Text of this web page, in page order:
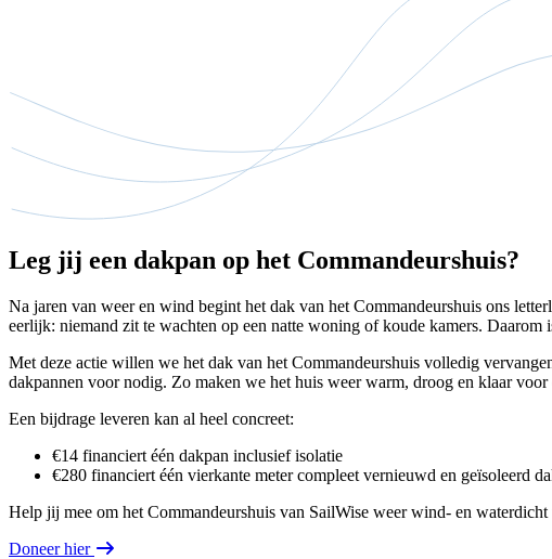
Leg jij een dakpan op het Commandeurshuis?
Na jaren van weer en wind begint het dak van het Commandeurshuis ons
eerlijk: niemand zit te wachten op een natte woning of koude kamers.
Met deze actie willen we het dak van het Commandeurshuis volledig
dakpannen voor nodig. Zo maken we het huis weer warm, droog en klaar voor
Een bijdrage leveren kan al heel concreet:
€14 financiert één dakpan inclusief isolatie
€280 financiert één vierkante meter compleet vernieuwd en geïsoleerd
Help jij mee om het Commandeurshuis van SailWise weer wind- en waterdicht
Doneer hier